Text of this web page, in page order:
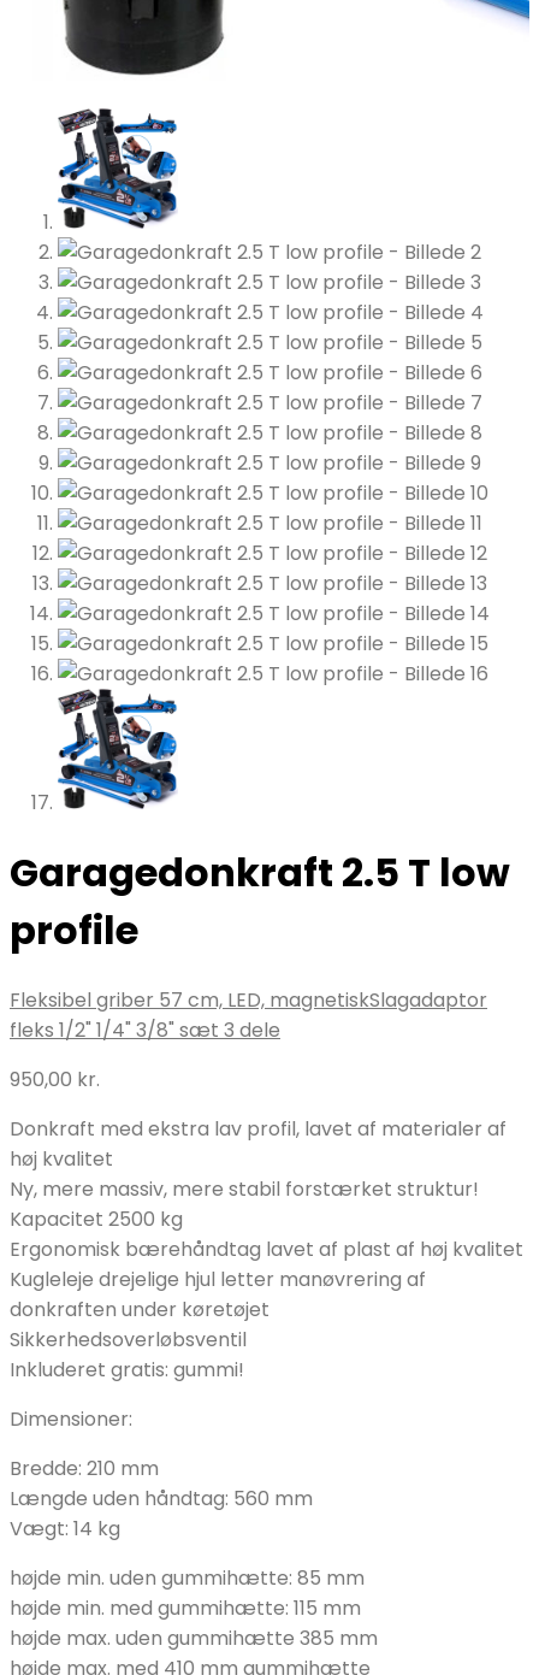
Garagedonkraft 2.5 T low
profile
Fleksibel griber 57 cm, LED, magnetiskSlagadaptor
fleks 1/2" 1/4" 3/8" sæt 3 dele
950,00 kr.
Donkraft med ekstra lav profil, lavet af materialer af
høj kvalitet
Ny, mere massiv, mere stabil forstærket struktur!
Kapacitet 2500 kg
Ergonomisk bærehåndtag lavet af plast af høj kvalitet
Kugleleje drejelige hjul letter manøvrering af
donkraften under køretøjet
Sikkerhedsoverløbsventil
Inkluderet gratis: gummi!
Dimensioner:
Bredde: 210 mm
Længde uden håndtag: 560 mm
Vægt: 14 kg
højde min. uden gummihætte: 85 mm
højde min. med gummihætte: 115 mm
højde max. uden gummihætte 385 mm
højde max. med 410 mm gummihætte